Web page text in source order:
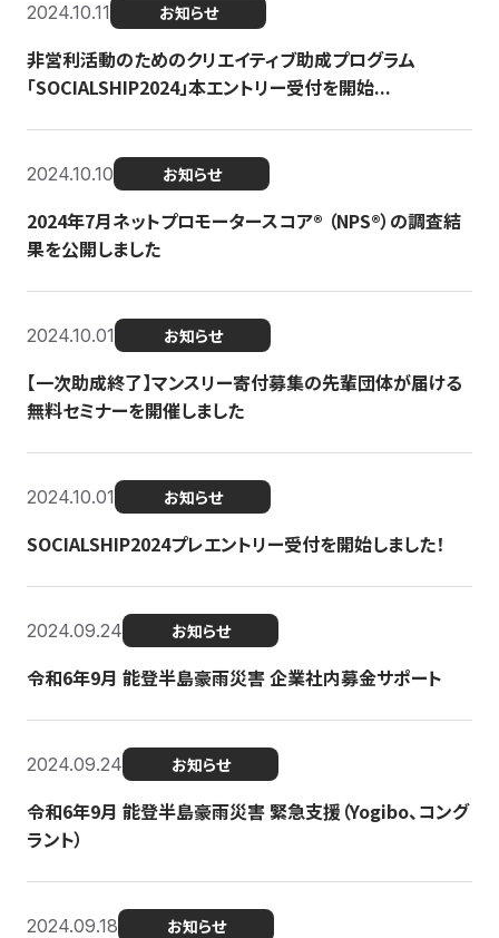
2024.10.11 お知らせ
非営利活動のためのクリエイティブ助成プログラム
「SOCIALSHIP2024」本エントリー受付を開始...
2024.10.10 お知らせ
2024年7月ネットプロモータースコア®︎ （NPS®︎）の調査結
果を公開しました
2024.10.01 お知らせ
【一次助成終了】マンスリー寄付募集の先輩団体が届ける
無料セミナーを開催しました
2024.10.01 お知らせ
SOCIALSHIP2024プレエントリー受付を開始しました！
2024.09.24 お知らせ
令和6年9月 能登半島豪雨災害 企業社内募金サポート
2024.09.24 お知らせ
令和6年9月 能登半島豪雨災害 緊急支援（Yogibo、コング
ラント）
2024.09.18 お知らせ